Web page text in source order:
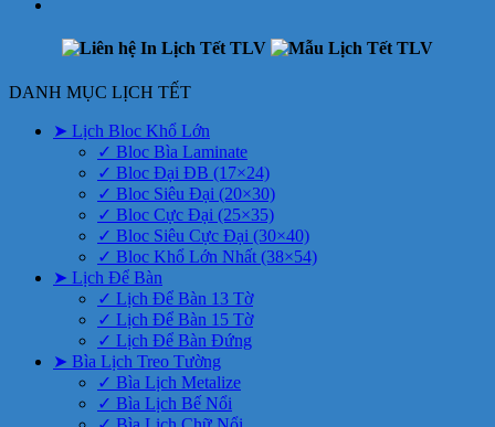
DANH MỤC LỊCH TẾT
➤ Lịch Bloc Khổ Lớn
✓ Bloc Bìa Laminate
✓ Bloc Đại ĐB (17×24)
✓ Bloc Siêu Đại (20×30)
✓ Bloc Cực Đại (25×35)
✓ Bloc Siêu Cực Đại (30×40)
✓ Bloc Khổ Lớn Nhất (38×54)
➤ Lịch Để Bàn
✓ Lịch Để Bàn 13 Tờ
✓ Lịch Để Bàn 15 Tờ
✓ Lịch Để Bàn Đứng
➤ Bìa Lịch Treo Tường
✓ Bìa Lịch Metalize
✓ Bìa Lịch Bế Nổi